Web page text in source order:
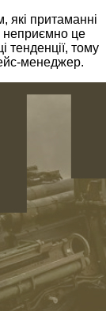
які притаманні
неприємно це
тенденції, тому
менеджер.